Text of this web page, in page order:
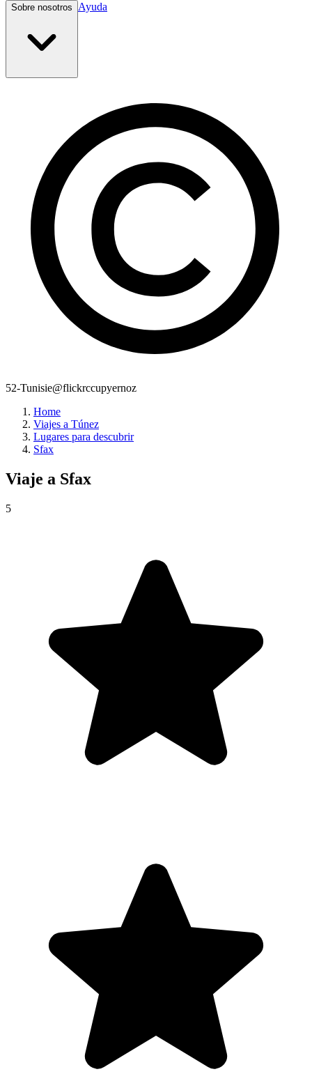
Sobre nosotros Ayuda
52-Tunisie@flickrccupyernoz
Home
Viajes a Túnez
Lugares para descubrir
Sfax
Viaje a Sfax
5